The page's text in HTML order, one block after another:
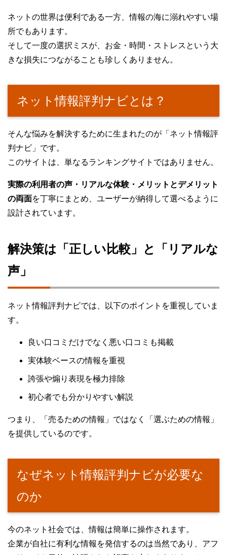
ネットの世界は便利である一方、情報の海に溺れやすい場
所でもあります。
そして一度の選択ミスが、お金・時間・ストレスという大
きな損失につながることも珍しくありません。
ネット情報評判ナビとは？
そんな悩みを解決するために生まれたのが「ネット情報評
判ナビ」です。
このサイトは、単なるランキングサイトではありません。
実際の利用者の声・リアルな体験・メリットとデメリット
の両面を丁寧にまとめ、ユーザーが納得して選べるように
設計されています。
解決策は「正しい比較」と「リアルな
声」
ネット情報評判ナビでは、以下のポイントを重視していま
す。
良い口コミだけでなく悪い口コミも掲載
実体験ベースの情報を重視
誇張や煽り表現を極力排除
初心者でも分かりやすい解説
つまり、「売るための情報」ではなく「選ぶための情報」
を提供しているのです。
なぜネット情報評判ナビが必要な
のか
今のネット社会では、情報は簡単に操作されます。
企業が自社に有利な情報を発信するのは当然であり、アフ